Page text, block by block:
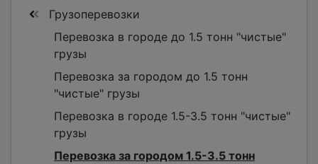
Грузоперевозки
Перевозка в городе до 1.5 тонн "чистые"
грузы
Перевозка за городом до 1.5 тонн
"чистые" грузы
Перевозка в городе 1.5-3.5 тонн "чистые"
грузы
Перевозка за городом 1.5-3.5 тонн